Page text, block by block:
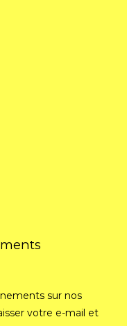
sur nos
votre e-mail et